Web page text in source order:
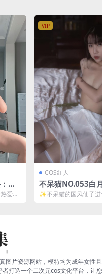
探
3
爱C
VIP
COS红人
不呆猫NO.053白
冷仙子造型解析与
✨不呆猫的国风仙子进
图片资源网站，模特均为成年女性且
打造一个二次元cos文化平台，让您